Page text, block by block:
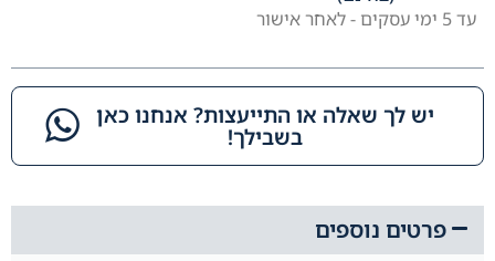
פרטים נוספים
עד 5 ימי עסקים - לאחר אישור
יש לך שאלה או התייעצות? אנחנו כאן
בשבילך!​